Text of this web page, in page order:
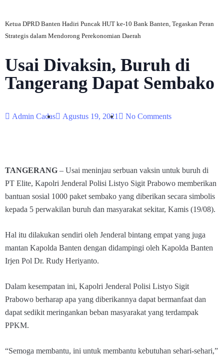
Ketua DPRD Banten Hadiri Puncak HUT ke-10 Bank Banten, Tegaskan Peran
Strategis dalam Mendorong Perekonomian Daerah
Usai Divaksin, Buruh di
Tangerang Dapat Sembako
Admin Cadas Agustus 19, 2021 No Comments
TANGERANG – Usai meninjau serbuan vaksin untuk buruh di
PT Elite, Kapolri Jenderal Polisi Listyo Sigit Prabowo memberikan
bantuan sosial 1000 paket sembako yang diberikan secara simbolis
kepada 5 perwakilan buruh dan masyarakat sekitar, Kamis (19/08).
Hal itu dilakukan sendiri oleh Jenderal bintang empat yang juga
mantan Kapolda Banten dengan didampingi oleh Kapolda Banten
Irjen Pol Dr. Rudy Heriyanto.
Dalam kesempatan ini, Kapolri Jenderal Polisi Listyo Sigit
Prabowo berharap apa yang diberikannya dapat bermanfaat dan
dapat sedikit meringankan beban masyarakat yang terdampak
PPKM.
“Semoga membantu, ini untuk membantu kebutuhan sehari-sehari,”